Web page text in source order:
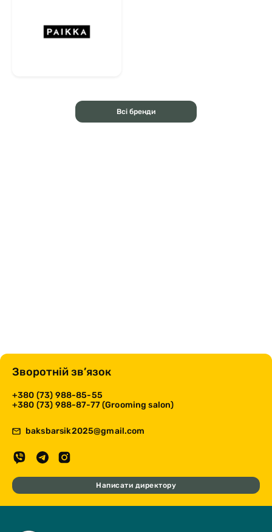
Всі бренди
Зворотній зв’язок
+380 (73) 988-85-55
+380 (73) 988-87-77 (Grooming salon)
baksbarsik2025@gmail.com
Написати директору